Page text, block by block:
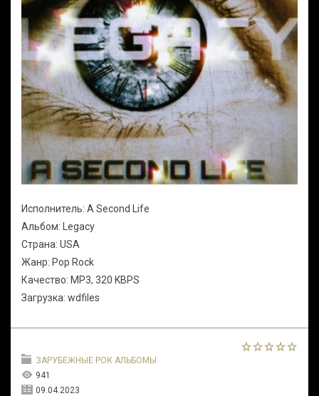
Исполнитель: A Second Life
Альбом: Legacy
Страна: USA
Жанр: Pop Rock
Качество: MP3, 320 KBPS
Загрузка: wdfiles
ЗАРУБЕЖНЫЕ РОК АЛЬБОМЫ
941
09.04.2023